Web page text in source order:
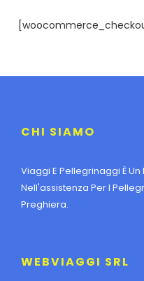
CHI SIAMO
Viaggi E Pellegrinaggi È
Nell'assistenza Per I
Preghiera.
WEBVIAGGI SRL